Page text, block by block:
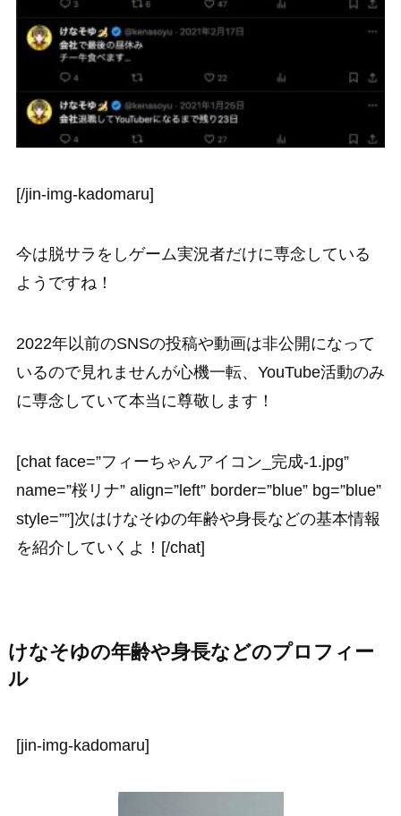
[/jin-img-kadomaru]
今は脱サラをしゲーム実況者だけに専念している
ようですね！
2022年以前のSNSの投稿や動画は非公開になって
いるので見れませんが心機一転、YouTube活動のみ
に専念していて本当に尊敬します！
[chat face=”フィーちゃんアイコン_完成-1.jpg”
name=”桜リナ” align=”left” border=”blue” bg=”blue”
style=””]次はけなそゆの年齢や身長などの基本情報
を紹介していくよ！[/chat]
けなそゆの年齢や身長などのプロフィー
ル
[jin-img-kadomaru]